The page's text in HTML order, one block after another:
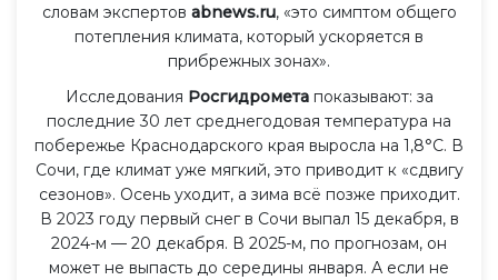
словам экспертов abnews.ru, «это симптом общего
потепления климата, который ускоряется в
прибрежных зонах».
Исследования Росгидрометапоказывают: за
последние 30 лет среднегодовая температура на
побережье Краснодарского края выросла на 1,8°C. В
Сочи, где климат уже мягкий, это приводит к «сдвигу
сезонов». Осень уходит, а зима всё позже приходит.
В 2023 году первый снег в Сочи выпал 15 декабря, в
2024-м — 20 декабря. В 2025-м, по прогнозам, он
может не выпасть до середины января. А если не